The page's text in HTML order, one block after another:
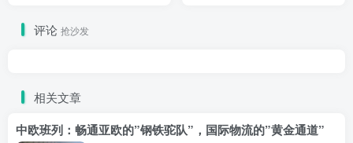
评论 抢沙发
相关文章
中欧班列：畅通亚欧的”钢铁驼队”，国际物流的”黄金通道”